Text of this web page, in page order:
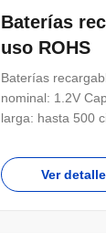
Baterías
uso ROHS
Baterías
nominal: 1.2V
larga: hasta 500
Ver